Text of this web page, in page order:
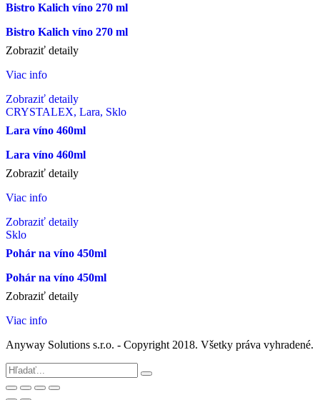
Bistro Kalich víno 270 ml
Bistro Kalich víno 270 ml
Zobraziť detaily
Viac info
Zobraziť detaily
CRYSTALEX, Lara, Sklo
Lara víno 460ml
Lara víno 460ml
Zobraziť detaily
Viac info
Zobraziť detaily
Sklo
Pohár na víno 450ml
Pohár na víno 450ml
Zobraziť detaily
Viac info
Anyway Solutions s.r.o. - Copyright 2018. Všetky práva vyhradené.